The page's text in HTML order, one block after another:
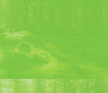
81 77
Voiron – France
est dangereux pour la santé